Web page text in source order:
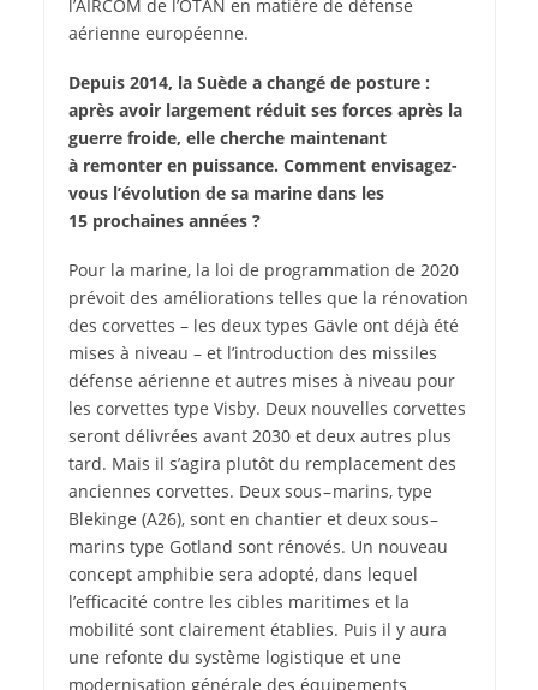
l’AIRCOM de l’OTAN en matière de défense
aérienne européenne.
Depuis 2014, la Suède a changé de posture :
après avoir largement réduit ses forces après la
guerre froide, elle cherche maintenant
à remonter en puissance. Comment envisagez-
vous l’évolution de sa marine dans les
15 prochaines années ?
Pour la marine, la loi de programmation de 2020
prévoit des améliorations telles que la rénovation
des corvettes – les deux types Gävle ont déjà été
mises à niveau – et l’introduction des missiles
défense aérienne et autres mises à niveau pour
les corvettes type Visby. Deux nouvelles corvettes
seront délivrées avant 2030 et deux autres plus
tard. Mais il s’agira plutôt du remplacement des
anciennes corvettes. Deux sous – marins, type
Blekinge (A26), sont en chantier et deux sous –
marins type Gotland sont rénovés. Un nouveau
concept amphibie sera adopté, dans lequel
l’efficacité contre les cibles maritimes et la
mobilité sont clairement établies. Puis il y aura
une refonte du système logistique et une
modernisation générale des équipements